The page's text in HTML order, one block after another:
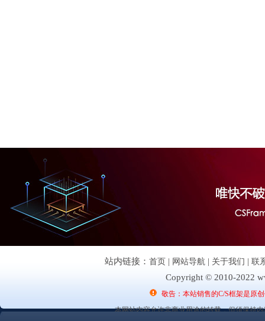
站内链接： 首页 | 网站导航 | 关于我们 | 联
Copyright © 2010-2022
敬告：本站销售的C/S框架是原
本网站内容允许非商业用途的转载，但须保持